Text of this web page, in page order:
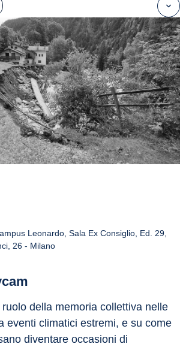
Leonardo, Sala Ex Consiglio, Ed. 29,
26 - Milano
della memoria collettiva nelle
eventi climatici estremi, e su come
diventare occasioni di